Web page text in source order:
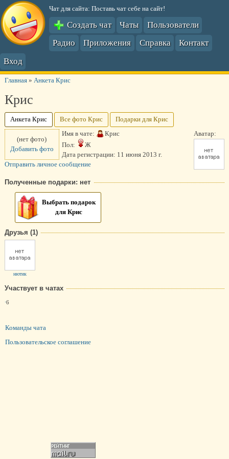
Чат для сайта: Поставь чат себе на сайт!
Создать чат Чаты
Пользователи
Радио
Приложения Справка
Контакт
Вход
Главная» Анкета Крис
Крис
Анкета Крис Все фото Крис
Подарки для Крис
Аватар:
(нет фото)
Добавить фото
Имя в чате:
Крис
Пол:
Ж
Дата регистрации: 11 июня 2013 г.
Отправить личное сообщение
Полученные подарки: нет
Выбрать подарок
для Крис
Друзья (1)
нютик
Участвует в чатах
.6
Команды чата
Пользовательское соглашение